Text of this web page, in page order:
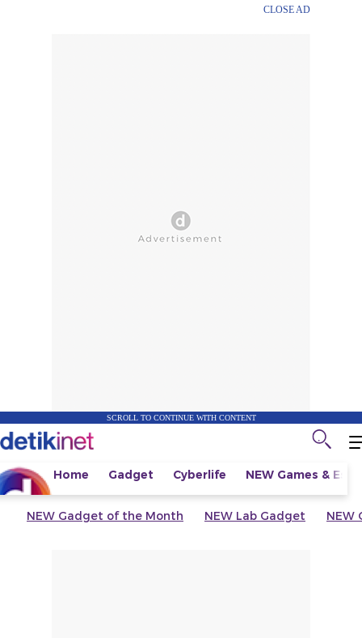
CLOSE AD
SCROLL TO CONTINUE WITH CONTENT
Home Gadget Cyberlife NEW Games &
NEW Gadget of the Month NEW Lab Gadget NEW